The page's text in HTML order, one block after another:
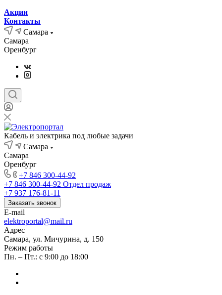
Акции
Контакты
Самара
Самара
Оренбург
Кабель и электрика под любые задачи
Самара
Самара
Оренбург
+7 846 300-44-92
+7 846 300-44-92 Отдел продаж
+7 937 176-81-11
Заказать звонок
E-mail
elektroportal@mail.ru
Адрес
Самара, ул. Мичурина, д. 150
Режим работы
Пн. – Пт.: с 9:00 до 18:00